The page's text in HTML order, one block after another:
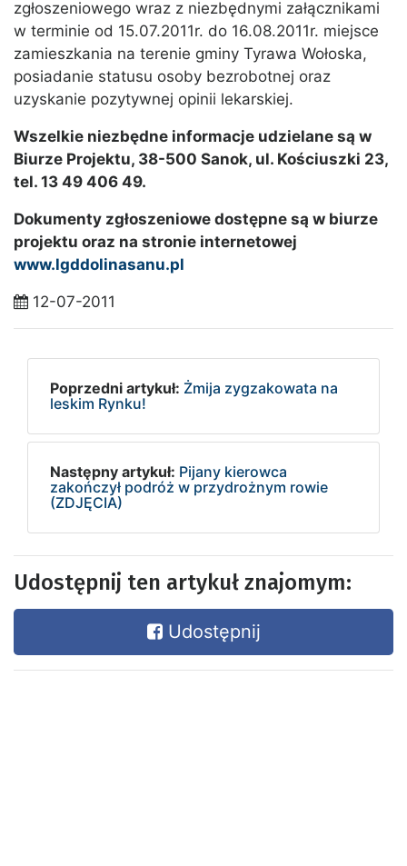
zgłoszeniowego wraz z niezbędnymi załącznikami
w terminie od 15.07.2011r. do 16.08.2011r. miejsce
zamieszkania na terenie gminy Tyrawa Wołoska,
posiadanie statusu osoby bezrobotnej oraz
uzyskanie pozytywnej opinii lekarskiej.
Wszelkie niezbędne informacje udzielane są w
Biurze Projektu, 38-500 Sanok, ul. Kościuszki 23,
tel. 13 49 406 49.
Dokumenty zgłoszeniowe dostępne są w biurze
projektu oraz na stronie internetowej
www.lgddolinasanu.pl
12-07-2011
Poprzedni artykuł: Żmija zygzakowata na
leskim Rynku!
Następny artykuł: Pijany kierowca
zakończył podróż w przydrożnym rowie
(ZDJĘCIA)
Udostępnij ten artykuł znajomym:
Udostępnij